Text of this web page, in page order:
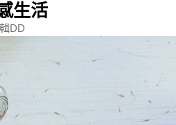
生活
DD